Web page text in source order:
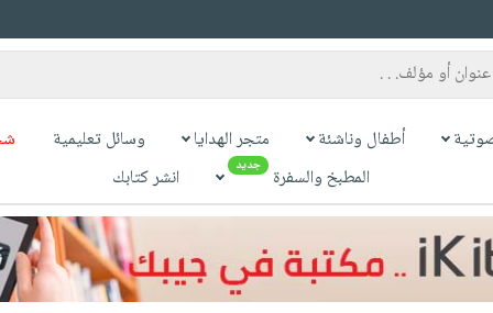
أطفال وناشئة متجر الهدايا وسائل تعليمية
المطبخ والسفرة
جديد انشر كتابك